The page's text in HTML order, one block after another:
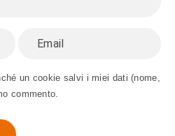
un cookie salvi i miei dati (nome,
commento.